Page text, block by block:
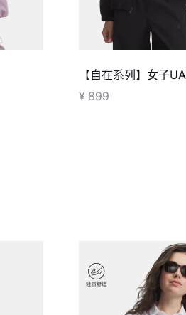
【自在系列】女子UA
Unstoppable梭织夹克
¥ 899